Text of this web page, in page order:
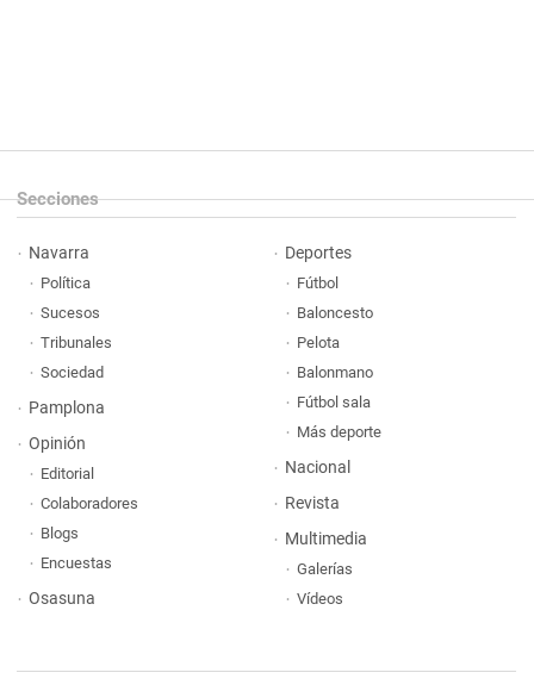
Secciones
Navarra
Política
Sucesos
Tribunales
Sociedad
Pamplona
Opinión
Editorial
Colaboradores
Blogs
Encuestas
Osasuna
Deportes
Fútbol
Baloncesto
Pelota
Balonmano
Fútbol sala
Más deporte
Nacional
Revista
Multimedia
Galerías
Vídeos